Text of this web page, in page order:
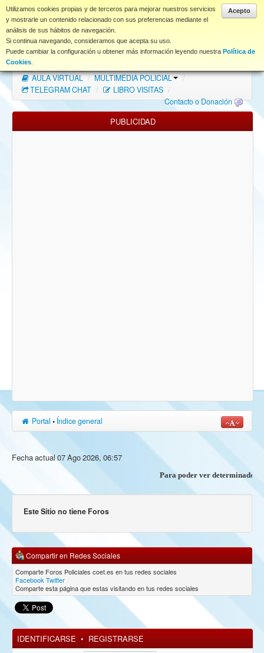
Acepto
Utilizamos cookies propias y de terceros para mejorar nuestros servicios
y mostrarle un contenido relacionado con sus preferencias mediante el
análisis de sus hábitos de navegación.
Si continua navegando, consideramos que acepta su uso.
Puede cambiar la configuración u obtener más información leyendo nuestra Política de
Cookies
www.coet.es
Portal
Índice Foros
FAQ
NORMAS FORO
Descargas
AULA VIRTUAL / MULTIMEDIA POLICIAL
/
TELEGRAM CHAT / LIBRO VISITAS /
Contacto o Donación
PUBLICIDAD
Portal • Índice general
Fecha actual 07 Ago 2026, 06:57
Para poder ver determinados
Este Sitio no tiene Foros
Compartir en Redes Sociales
Comparte Foros Policiales coet.es en tus redes sociales
Facebook Twitter
Comparte esta página que estas visitando en tus redes sociales
IDENTIFICARSE • REGISTRARSE